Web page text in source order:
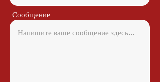
Сообщение